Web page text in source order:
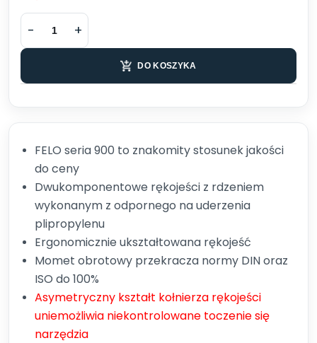
DO KOSZYKA
FELO seria 900 to znakomity stosunek jakości
do ceny
Dwukomponentowe rękojeści z rdzeniem
wykonanym z odpornego na uderzenia
plipropylenu
Ergonomicznie ukształtowana rękojeść
Momet obrotowy przekracza normy DIN oraz
ISO do 100%
Asymetryczny kształt kołnierza rękojeści
uniemożliwia niekontrolowane toczenie się
narzędzia